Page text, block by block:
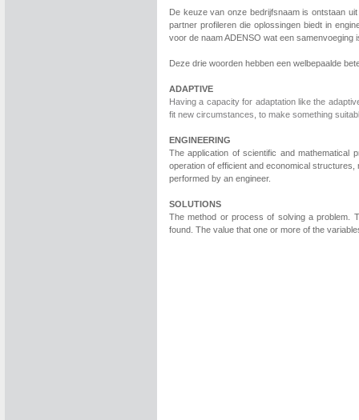
De keuze van onze bedrijfsnaam is ontstaan
partner profileren die oplossingen biedt in
voor de naam ADENSO wat een samenvoeging
Deze drie woorden hebben een welbepaalde
ADAPTIVE
Having a capacity for adaptation like the
fit new circumstances, to make something
ENGINEERING
The application of scientific and mathematical
operation of efficient and economical
performed by an engineer.
SOLUTIONS
The method or process of solving a problem.
found. The value that one or more of the